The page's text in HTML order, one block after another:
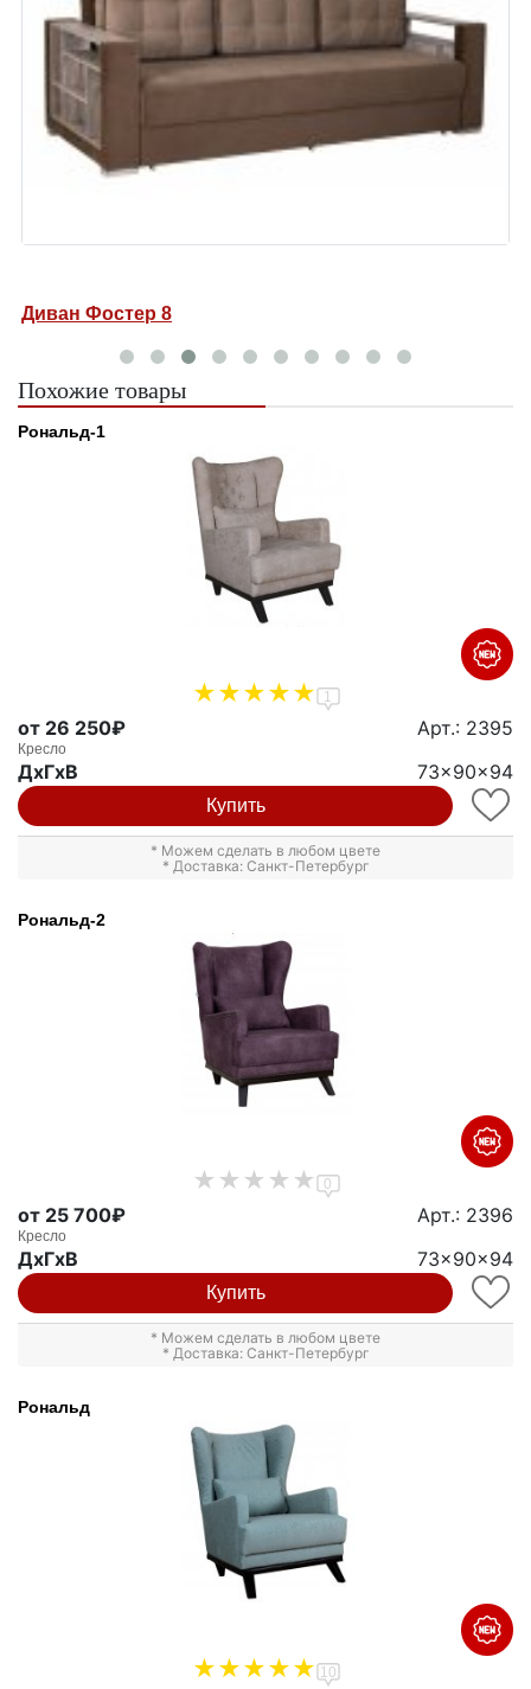
Диван Фостер 8
Похожие товары
Рональд-1
1
от 26 250₽ Арт.: 2395
Кресло
ДxГxВ 73x90x94
Купить
* Можем сделать в любом цвете
* Доставка: Санкт-Петербург
Рональд-2
0
от 25 700₽ Арт.: 2396
Кресло
ДxГxВ 73x90x94
Купить
* Можем сделать в любом цвете
* Доставка: Санкт-Петербург
Рональд
10